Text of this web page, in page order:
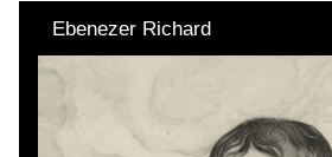
Ebenezer Richard